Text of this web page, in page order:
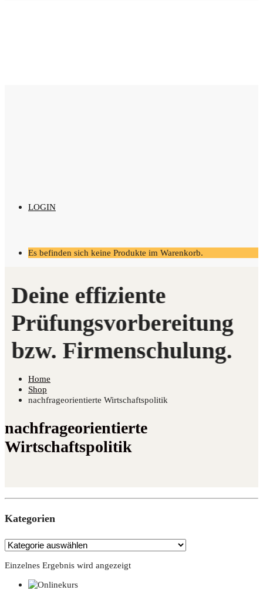
LOGIN
Es befinden sich keine Produkte im Warenkorb.
Home
Shop
nachfrageorientierte Wirtschaftspolitik
nachfrageorientierte
Wirtschaftspolitik
Kate­go­rien
Einzelnes Ergebnis wird angezeigt